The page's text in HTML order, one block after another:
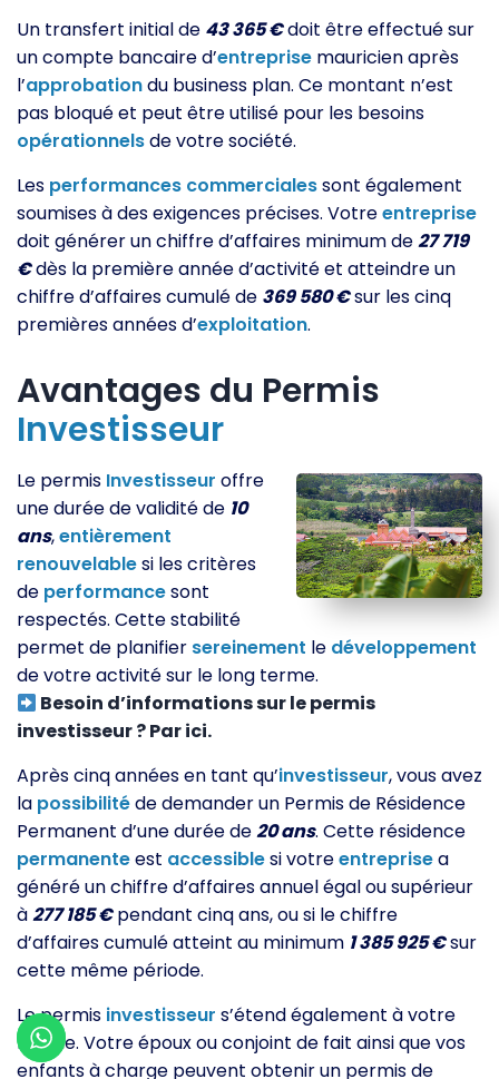
Un transfert initial de 43 365 €doit être effectué sur
un compte bancaire d’entreprise mauricien après
l’approbationdu business plan. Ce montant n’est
pas bloqué et peut être utilisé pour les besoins
opérationnelsde votre société.
Les performances commercialessont également
soumises à des exigences précises. Votreentreprise
doit générer un chiffre d’affaires minimum de27 719
€dès la première année d’activité et atteindre un
chiffre d’affaires cumulé de 369 580 €sur les cinq
premières années d’exploitation.
Avantages du Permis
Investisseur
Le permis Investisseur offre
une durée de validité de 10
ans,entièrement
renouvelablesi les critères
de performancesont
respectés. Cette stabilité
permet de planifier sereinement le développement
de votre activité sur le long terme.
Besoin d’informations sur le permis
investisseur ? Par ici.
Après cinq années en tant qu’investisseur, vous avez
la possibilitéde demander un Permis de Résidence
Permanent d’une durée de20 ans. Cette résidence
permanenteest accessiblesi votreentreprisea
généré un chiffre d’affaires annuel égal ou supérieur
à277 185 €pendant cinq ans, ou si le chiffre
d’affaires cumulé atteint au minimum 1 385 925 €sur
cette même période.
Le permis investisseur s’étend également à votre
famille. Votre époux ou conjoint de fait ainsi que vos
enfants à charge peuvent obtenir un permis de